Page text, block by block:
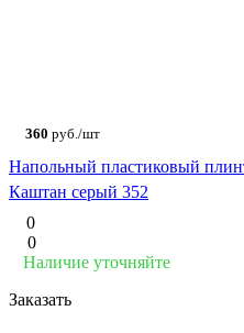
360 руб./шт
Напольный пластиковый
Каштан серый 352
0
0
Наличие уточняйте
Заказать